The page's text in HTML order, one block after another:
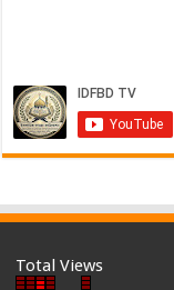
Total Views